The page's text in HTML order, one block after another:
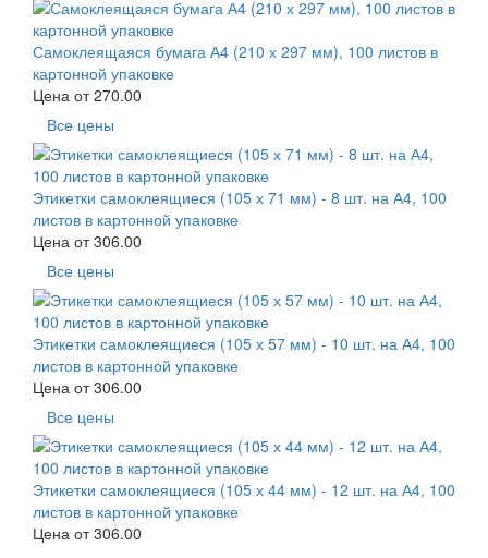
Самоклеящаяся бумага А4 (210 х 297 мм), 100 листов в
картонной упаковке
Цена от270.00
Все цены
Этикетки самоклеящиеся (105 х 71 мм) - 8 шт. на А4, 100
листов в картонной упаковке
Цена от306.00
Все цены
Этикетки самоклеящиеся (105 х 57 мм) - 10 шт. на А4, 100
листов в картонной упаковке
Цена от306.00
Все цены
Этикетки самоклеящиеся (105 х 44 мм) - 12 шт. на А4, 100
листов в картонной упаковке
Цена от306.00